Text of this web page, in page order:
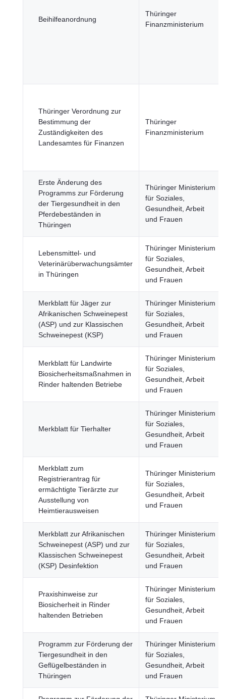
Beihilfeanordnung
Thüringer
Finanzministerium
Thüringer Verordnung zur
Bestimmung der
Zuständigkeiten des
Landesamtes für Finanzen
Thüringer
Finanzministerium
Erste Änderung des
Programms zur Förderung
der Tiergesundheit in den
Pferdebeständen in
Thüringen
Thüringer Ministerium
für Soziales,
Gesundheit, Arbeit
und Frauen
Lebensmittel- und
Veterinärüberwachungsämter
in Thüringen
Thüringer Ministerium
für Soziales,
Gesundheit, Arbeit
und Frauen
Merkblatt für Jäger zur
Afrikanischen Schweinepest
(ASP) und zur Klassischen
Schweinepest (KSP)
Thüringer Ministerium
für Soziales,
Gesundheit, Arbeit
und Frauen
Merkblatt für Landwirte
Biosicherheitsmaßnahmen in
Rinder haltenden Betriebe
Thüringer Ministerium
für Soziales,
Gesundheit, Arbeit
und Frauen
Merkblatt für Tierhalter
Thüringer Ministerium
für Soziales,
Gesundheit, Arbeit
und Frauen
Merkblatt zum
Registrierantrag für
ermächtigte Tierärzte zur
Ausstellung von
Heimtierausweisen
Thüringer Ministerium
für Soziales,
Gesundheit, Arbeit
und Frauen
Merkblatt zur Afrikanischen
Schweinepest (ASP) und zur
Klassischen Schweinepest
(KSP) Desinfektion
Thüringer Ministerium
für Soziales,
Gesundheit, Arbeit
und Frauen
Praxishinweise zur
Biosicherheit in Rinder
haltenden Betrieben
Thüringer Ministerium
für Soziales,
Gesundheit, Arbeit
und Frauen
Programm zur Förderung der
Tiergesundheit in den
Geflügelbeständen in
Thüringen
Thüringer Ministerium
für Soziales,
Gesundheit, Arbeit
und Frauen